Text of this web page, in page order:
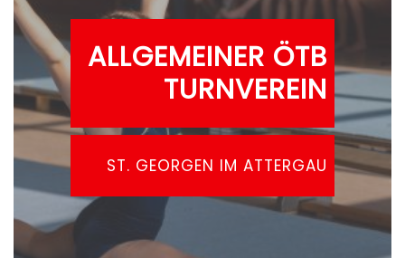
ALLGEMEINER ÖTB
TURNVEREIN
ST. GEORGEN IM ATTERGAU